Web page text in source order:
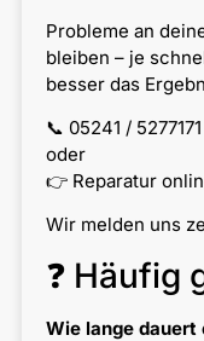
Probleme an
bleiben – je
besser das
📞 05241 /
oder
👉 Reparatur
Wir melden uns
❓ Häufig
Wie lange dauert